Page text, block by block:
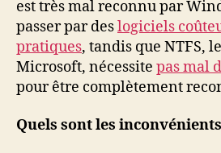
est très mal reconnu par
passer par deslogiciels
pratiques, tandis que NTFS,
Microsoft, nécessite pas mal
pour être complètement
Quels sont les